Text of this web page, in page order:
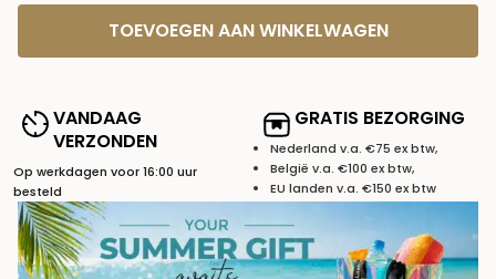
TOEVOEGEN AAN WINKELWAGEN
VANDAAG
VERZONDEN
Op werkdagen voor 16:00 uur
besteld
GRATIS BEZORGING
Nederland v.a. €75 ex btw,
België v.a. €100 ex btw,
EU landen v.a. €150 ex btw